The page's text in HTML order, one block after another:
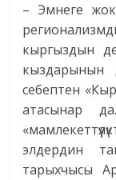
– Эмнеге
кыргыздын
себептен
атасынар
элдердин
тарыхчысы